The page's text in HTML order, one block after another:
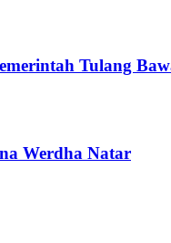
Tulang
Werdha Natar